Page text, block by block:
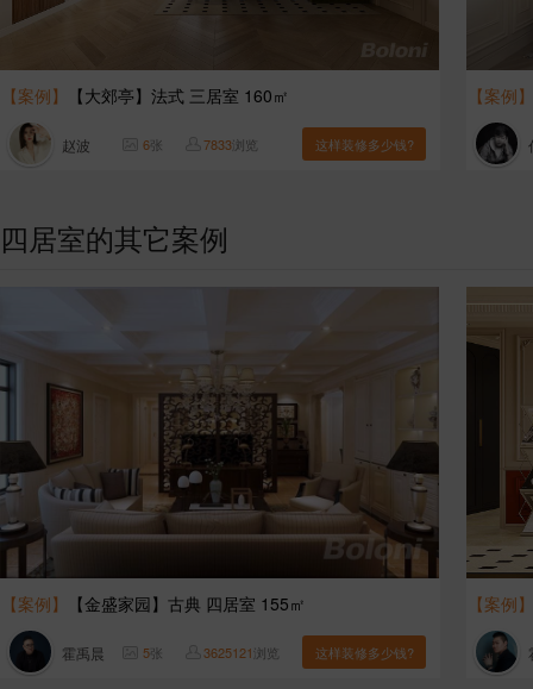
【案例】 【大郊亭】法式 三居室 160㎡
赵波 6张 7833浏览 这样装修多少钱?
【案例】
四居室的其它案例
【案例】 【金盛家园】古典 四居室 155㎡
霍禹晨 5张 3625121浏览 这样装修多少钱?
【案例】